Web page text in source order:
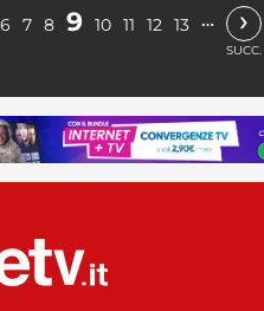
6 7 8 9 10 11 12 13 … ›
SUCC.